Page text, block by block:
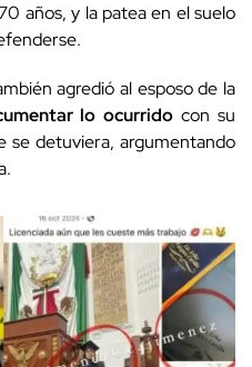
años, y la patea en el suelo
agredió al esposo de la
lo ocurrido con su
se detuviera, argumentando